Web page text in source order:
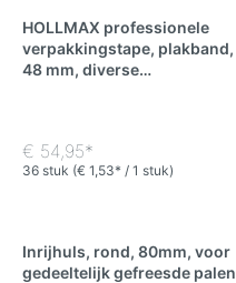
HOLLMAX professionele
verpakkingstape, plakband,
48 mm, diverse
€ 54,95*
36 stuk (€ 1,53* / 1 stuk)
Inrijhuls, rond, 80mm, voor
gedeeltelijk gefreesde palen